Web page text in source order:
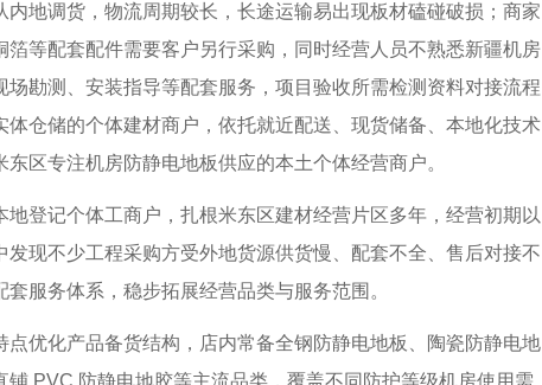
地调货，物流周期较长，长途运输易出现板材磕碰破损；商家
等配套配件需要客户另行采购，同时经营人员不熟悉新疆机房
勘测、安装指导等配套服务，项目验收所需检测资料对接流程
仓储的个体建材商户，依托就近配送、现货储备、本地化技术
区专注机房防静电地板供应的本土个体经营商户。
记个体工商户，扎根米东区建材经营片区多年，经营初期以
现不少工程采购方受外地货源供货慢、配套不全、售后对接不
服务体系，稳步拓展经营品类与服务范围。
优化产品备货结构，店内常备全钢防静电地板、陶瓷防静电地
PVC 防静电地胶等主流品类，覆盖不同防护等级机房使用需